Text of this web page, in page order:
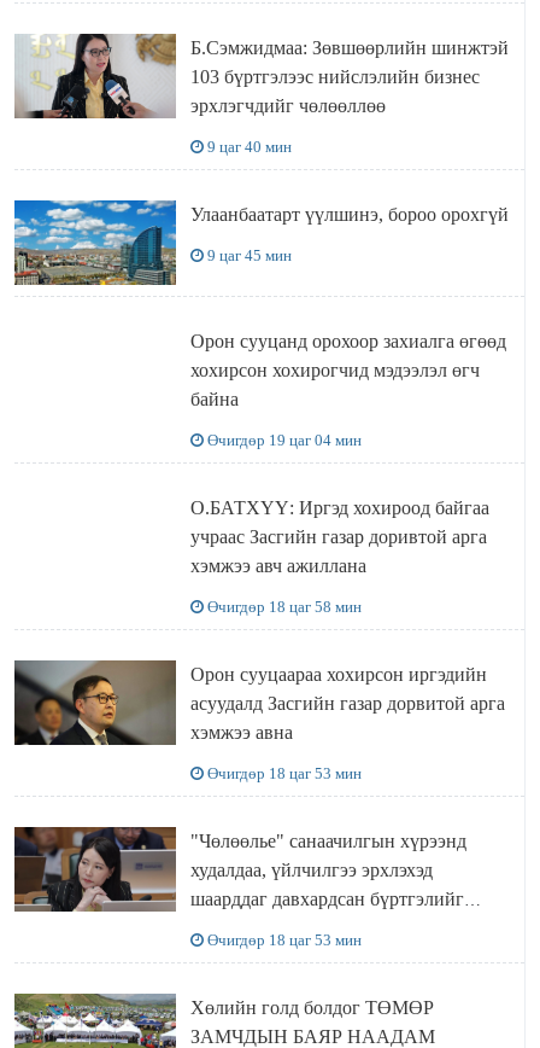
Б.Сэмжидмаа: Зөвшөөрлийн шинжтэй
103 бүртгэлээс нийслэлийн бизнес
эрхлэгчдийг чөлөөллөө
9 цаг 40 мин
Улаанбаатарт үүлшинэ, бороо орохгүй
9 цаг 45 мин
Орон сууцанд орохоор захиалга өгөөд
хохирсон хохирогчид мэдээлэл өгч
байна
Өчигдөр 19 цаг 04 мин
О.БАТХҮҮ: Иргэд хохироод байгаа
учраас Засгийн газар доривтой арга
хэмжээ авч ажиллана
Өчигдөр 18 цаг 58 мин
Орон сууцаараа хохирсон иргэдийн
асуудалд Засгийн газар дорвитой арга
хэмжээ авна
Өчигдөр 18 цаг 53 мин
"Чөлөөлье" санаачилгын хүрээнд
худалдаа, үйлчилгээ эрхлэхэд
шаарддаг давхардсан бүртгэлийг
Өчигдөр 18 цаг 53 мин
Хөлийн голд болдог ТӨМӨР
ЗАМЧДЫН БАЯР НААДАМ